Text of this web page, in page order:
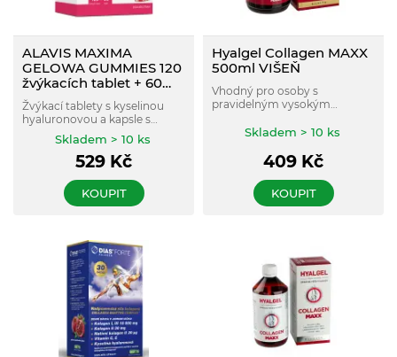
ALAVIS MAXIMA
GELOWA GUMMIES 120
žvýkacích tablet + 60
kapslí
Žvýkací tablety s kyselinou
hyaluronovou a kapsle s
obsahem vitaminu C.
Podporuje zdraví kloubů a
přispívá k hydrataci kůže.
Skladem > 10 ks
529 Kč
KOUPIT
Hyalgel Collagen MAXX
500ml VIŠEŇ
Vhodný pro osoby s
pravidelným vysokým
sportovních aktivitách, pro
s nadváhou, těžce pracující a
osoby po úrazech
pohybového aparátu. Višňová
Skladem > 10 ks
409 Kč
KOUPIT